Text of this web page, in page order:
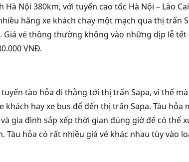
Hà Nội 380km, với tuyến cao tốc Hà Nội – Lào
hãng xe khách chạy một mạch qua thị trấn
Giá vé thông thường không vào những dịp lễ
VNĐ.
tào hỏa đi thằng tới thị trấn Sapa, vì thế
khách hay xe bus để đến thị trấn Sapa. Tàu
và gia đình sắp xếp thời gian đúng giờ để có
Tàu hỏa có rất nhiều giá vé khác nhau tùy vào